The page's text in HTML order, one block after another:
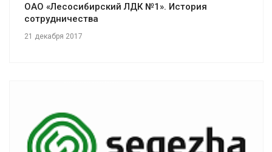
ОАО «Лесосибирский ЛДК №1». История
сотрудничества
21 декабря 2017